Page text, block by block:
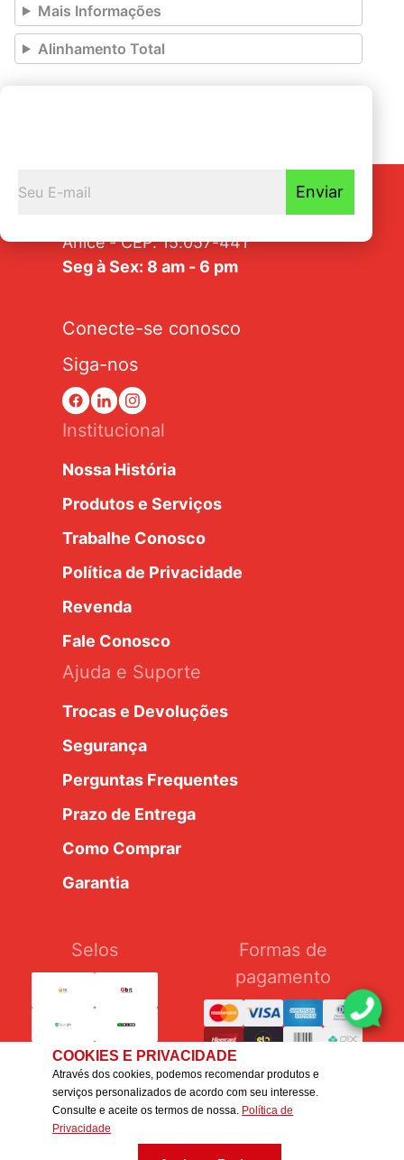
Mais Informações
Alinhamento Total
Enviar
Av. Tarraf, 2570/2580 - Jardim
Anice - CEP: 15.057-441
Seg à Sex: 8 am - 6 pm
Conecte-se conosco
Siga-nos
Institucional
Nossa História
Produtos e Serviços
Trabalhe Conosco
Política de Privacidade
Revenda
Fale Conosco
Ajuda e Suporte
Trocas e Devoluções
Segurança
Perguntas Frequentes
Prazo de Entrega
Como Comprar
Garantia
Selos
Formas de
pagamento
Silcar Pneus Ltda. - CNPJ: 54.376.462/0007-22 - IE:
COOKIES E PRIVACIDADE
Através dos cookies, podemos recomendar produtos e
serviços personalizados de acordo com seu interesse.
Consulte e aceite os termos de nossa. Política de
Privacidade